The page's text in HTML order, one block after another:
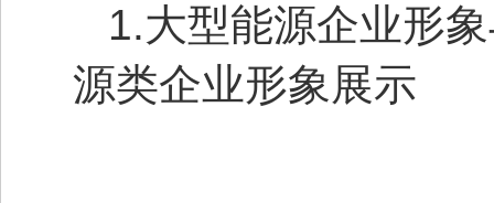
1.大型能源企业形
源类企业形象展示